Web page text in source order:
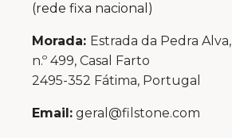
(rede fixa nacional)
Morada: Estrada da Pedra Alva,
n.º 499, Casal Farto
2495-352 Fátima, Portugal
Email: geral@filstone.com